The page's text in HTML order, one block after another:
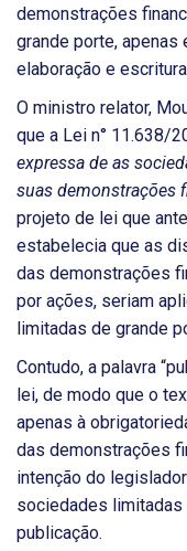
demonstrações
grande porte,
elaboração e
O ministro relator,
que a Lei n° 11.638/
expressa de as
suas demonstrações
projeto de lei que
estabelecia que as
das demonstrações
por ações, seriam
limitadas de grande
Contudo, a palavra
lei, de modo que o
apenas à
das demonstrações
intenção do
sociedades limitadas
publicação.